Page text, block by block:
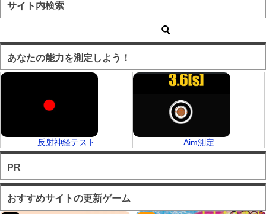
サイト内検索
あなたの能力を測定しよう！
反射神経テスト Aim測定
PR
おすすめサイトの更新ゲーム